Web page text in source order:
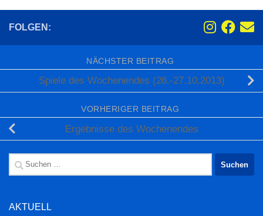
FOLGEN:
NÄCHSTER BEITRAG
Spiele des Wochenendes (26.-27.10.2013)
VORHERIGER BEITRAG
Ergebnisse des Wochenendes
Suchen
nach:
AKTUELL